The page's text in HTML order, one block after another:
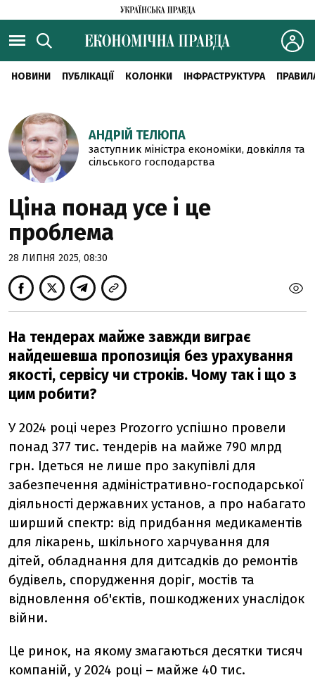
НОВИНИ ПУБЛІКАЦІЇ КОЛОНКИ ІНФРАСТРУКТУРА
АНДРІЙ ТЕЛЮПА
заступник міністра економіки, довкілля та
сільського господарства
Ціна понад усе і це
проблема
28 ЛИПНЯ 2025, 08:30
На тендерах майже завжди виграє
найдешевша пропозиція без урахування
якості, сервісу чи строків. Чому так і що з
цим робити?
У 2024 році через Prozorro успішно провели
понад 377 тис. тендерів на майже 790 млрд
грн. Ідеться не лише про закупівлі для
забезпечення адміністративно-господарської
діяльності державних установ, а про набагато
ширший спектр: від придбання медикаментів
для лікарень, шкільного харчування для
дітей, обладнання для дитсадків до ремонтів
будівель, спорудження доріг, мостів та
відновлення об'єктів, пошкоджених унаслідок
війни.
Це ринок, на якому змагаються десятки тисяч
компаній, у 2024 році – майже 40 тис.